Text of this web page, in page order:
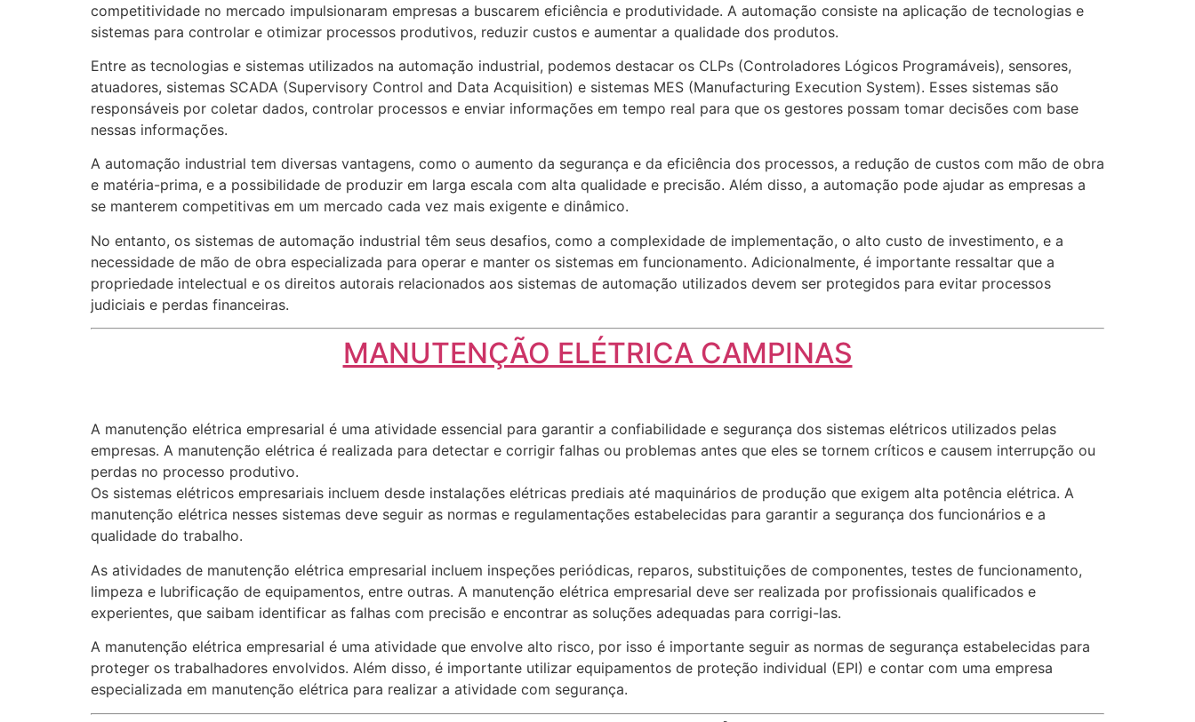
competitividade no mercado impulsionaram empresas a buscarem eficiência e produtividade. A automação consiste na aplicação de tecnologias e
sistemas para controlar e otimizar processos produtivos, reduzir custos e aumentar a qualidade dos produtos.
Entre as tecnologias e sistemas utilizados na automação industrial, podemos destacar os CLPs (Controladores Lógicos Programáveis), sensores,
atuadores, sistemas SCADA (Supervisory Control and Data Acquisition) e sistemas MES (Manufacturing Execution System). Esses sistemas são
responsáveis por coletar dados, controlar processos e enviar informações em tempo real para que os gestores possam tomar decisões com base
nessas informações.
A automação industrial tem diversas vantagens, como o aumento da segurança e da eficiência dos processos, a redução de custos com mão de obra
e matéria-prima, e a possibilidade de produzir em larga escala com alta qualidade e precisão. Além disso, a automação pode ajudar as empresas a
se manterem competitivas em um mercado cada vez mais exigente e dinâmico.
No entanto, os sistemas de automação industrial têm seus desafios, como a complexidade de implementação, o alto custo de investimento, e a
necessidade de mão de obra especializada para operar e manter os sistemas em funcionamento. Adicionalmente, é importante ressaltar que a
propriedade intelectual e os direitos autorais relacionados aos sistemas de automação utilizados devem ser protegidos para evitar processos
judiciais e perdas financeiras.
MANUTENÇÃO ELÉTRICA CAMPINAS
A manutenção elétrica empresarial é uma atividade essencial para garantir a confiabilidade e segurança dos sistemas elétricos utilizados pelas
empresas. A manutenção elétrica é realizada para detectar e corrigir falhas ou problemas antes que eles se tornem críticos e causem interrupção ou
perdas no processo produtivo.
Os sistemas elétricos empresariais incluem desde instalações elétricas prediais até maquinários de produção que exigem alta potência elétrica. A
manutenção elétrica nesses sistemas deve seguir as normas e regulamentações estabelecidas para garantir a segurança dos funcionários e a
qualidade do trabalho.
As atividades de manutenção elétrica empresarial incluem inspeções periódicas, reparos, substituições de componentes, testes de funcionamento,
limpeza e lubrificação de equipamentos, entre outras. A manutenção elétrica empresarial deve ser realizada por profissionais qualificados e
experientes, que saibam identificar as falhas com precisão e encontrar as soluções adequadas para corrigi-las.
A manutenção elétrica empresarial é uma atividade que envolve alto risco, por isso é importante seguir as normas de segurança estabelecidas para
proteger os trabalhadores envolvidos. Além disso, é importante utilizar equipamentos de proteção individual (EPI) e contar com uma empresa
especializada em manutenção elétrica para realizar a atividade com segurança.